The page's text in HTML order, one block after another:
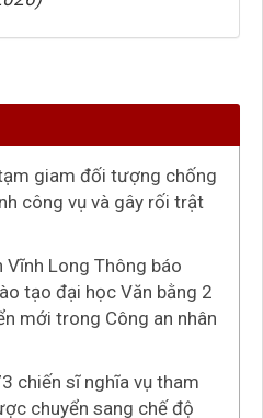
giam đối tượng chống
công vụ và gây rối trật
Vĩnh Long Thông báo
tạo đại học Văn bằng 2
mới trong Công an nhân
chiến sĩ nghĩa vụ tham
chuyển sang chế độ